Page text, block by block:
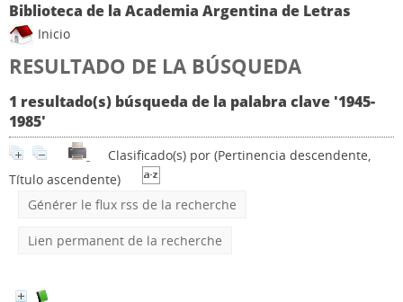
Biblioteca de la Academia Argentina de Letras
Inicio
RESULTADO DE LA BÚSQUEDA
1 resultado(s) búsqueda de la palabra clave '1945-
1985'
Clasificado(s) por (Pertinencia descendente,
Título ascendente)
Générer le flux rss de la recherche
Lien permanent de la recherche